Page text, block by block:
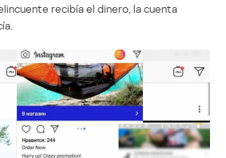
recibía el dinero, la cuenta